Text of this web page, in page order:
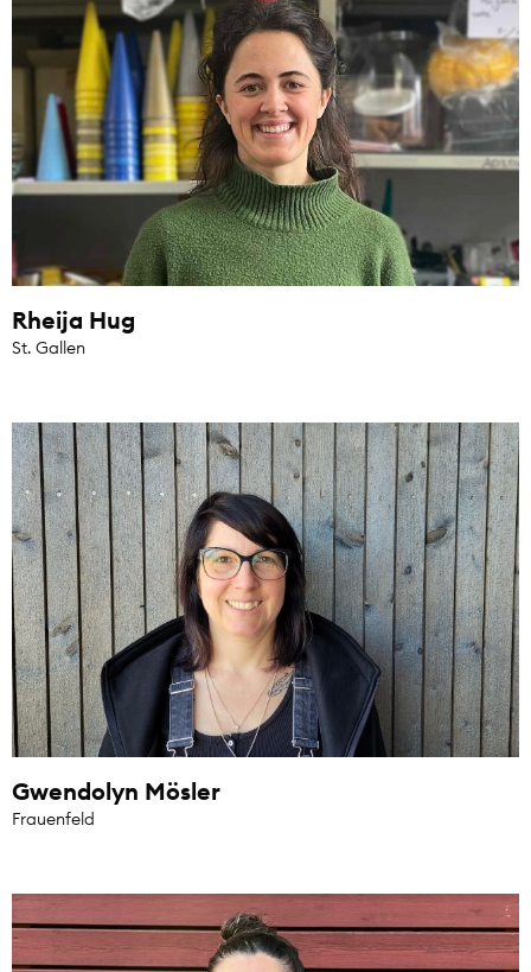
Rheija Hug
St. Gallen
Gwendolyn Mösler
Frauenfeld